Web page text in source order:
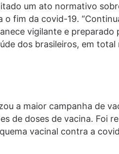
um ato normativo
o fim da covid-19.
vigilante e preparado
dos brasileiros, em total
a maior campanha de
de doses de vacina. Foi
vacinal contra a